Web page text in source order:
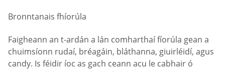
Bronntanais fhíorúla
Faigheann an t-ardán a lán comharthaí fíorúla gean a
chuimsíonn rudaí, bréagáin, bláthanna, giuirléidí, agus
candy. Is féidir íoc as gach ceann acu le cabhair ó